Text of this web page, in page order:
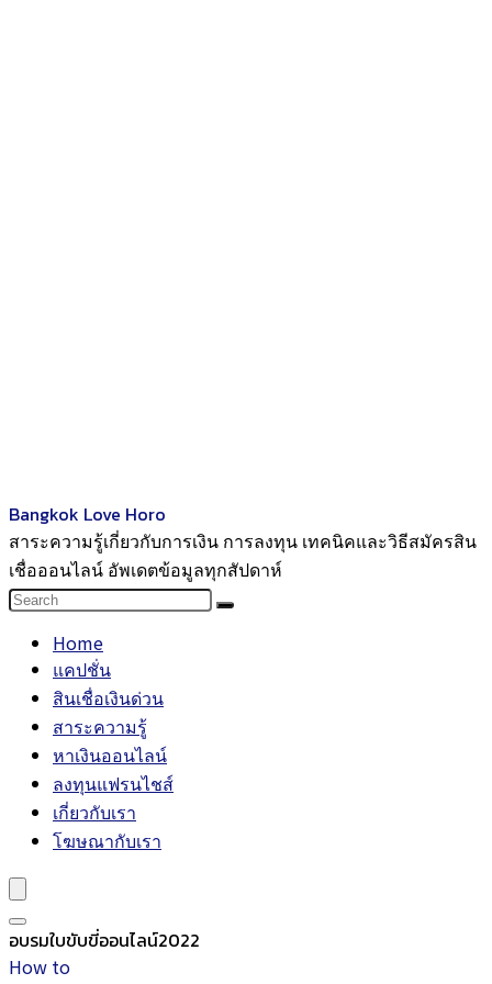
Bangkok Love Horo
สาระความรู้เกี่ยวกับการเงิน การลงทุน เทคนิคและวิธีสมัครสิน
เชื่อออนไลน์ อัพเดตข้อมูลทุกสัปดาห์
Home
แคปชั่น
สินเชื่อเงินด่วน
สาระความรู้
หาเงินออนไลน์
ลงทุนแฟรนไชส์
เกี่ยวกับเรา
โฆษณากับเรา
อบรมใบขับขี่ออนไลน์2022
How to